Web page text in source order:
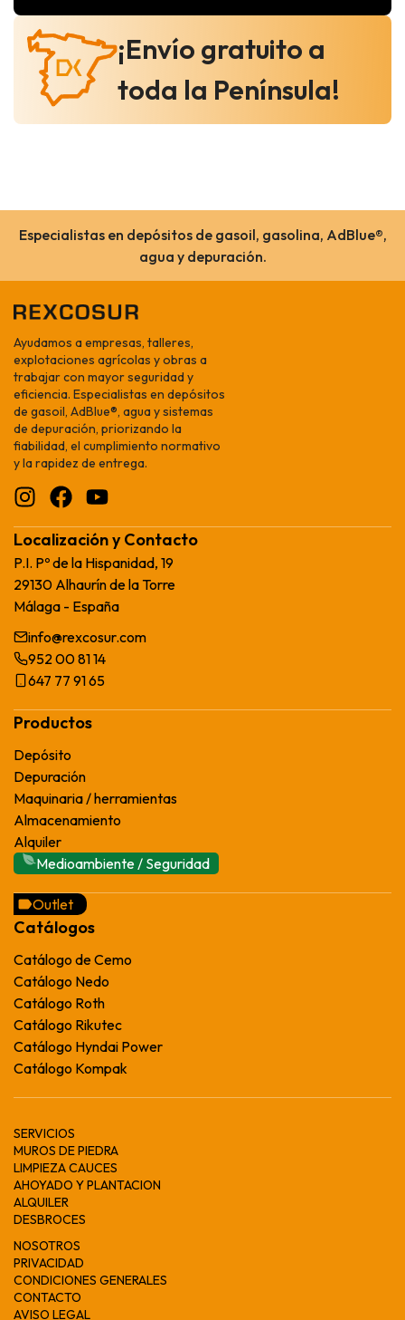
¡Envío gratuito a
toda la Península!
Especialistas en depósitos de gasoil, gasolina, AdBlue®,
agua y depuración.
Ayudamos a empresas, talleres,
explotaciones agrícolas y obras a
trabajar con mayor seguridad y
eficiencia. Especialistas en depósitos
de gasoil, AdBlue®, agua y sistemas
de depuración, priorizando la
fiabilidad, el cumplimiento normativo
y la rapidez de entrega.
Localización y Contacto
P.I. Pº de la Hispanidad, 19
29130 Alhaurín de la Torre
Málaga - España
info@rexcosur.com
952 00 81 14
647 77 91 65
Productos
Depósito
Depuración
Maquinaria / herramientas
Almacenamiento
Alquiler
Medioambiente / Seguridad
Outlet
Catálogos
Catálogo de Cemo
Catálogo Nedo
Catálogo Roth
Catálogo Rikutec
Catálogo Hyndai Power
Catálogo Kompak
SERVICIOS
MUROS DE PIEDRA
LIMPIEZA CAUCES
AHOYADO Y PLANTACION
ALQUILER
DESBROCES
NOSOTROS
PRIVACIDAD
CONDICIONES GENERALES
CONTACTO
AVISO LEGAL